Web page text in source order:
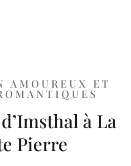
AMOUREUX ET
à La
Pierre